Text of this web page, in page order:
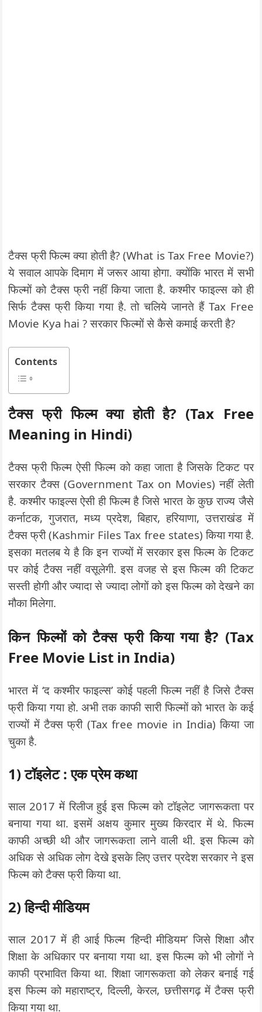
टैक्स फ्री फिल्म क्या होती है? (What is Tax Free Movie?)
ये सवाल आपके दिमाग में जरूर आया होगा. क्योंकि भारत में सभी
फिल्मों को टैक्स फ्री नहीं किया जाता है. कश्मीर फाइल्स को ही
सिर्फ टैक्स फ्री किया गया है. तो चलिये जानते हैं Tax Free
Movie Kya hai ? सरकार फिल्मों से कैसे कमाई करती है?
Contents
टैक्स फ्री फिल्म क्या होती है? (Tax Free
Meaning in Hindi)
टैक्स फ्री फिल्म ऐसी फिल्म को कहा जाता है जिसके टिकट पर
सरकार टैक्स (Government Tax on Movies) नहीं लेती
है. कश्मीर फाइल्स ऐसी ही फिल्म है जिसे भारत के कुछ राज्य जैसे
कर्नाटक, गुजरात, मध्य प्रदेश, बिहार, हरियाणा, उत्तराखंड में
टैक्स फ्री (Kashmir Files Tax free states) किया गया है.
इसका मतलब ये है कि इन राज्यों में सरकार इस फिल्म के टिकट
पर कोई टैक्स नहीं वसूलेगी. इस वजह से इस फिल्म की टिकट
सस्ती होगी और ज्यादा से ज्यादा लोगों को इस फिल्म को देखने का
मौका मिलेगा.
किन फिल्मों को टैक्स फ्री किया गया है? (Tax
Free Movie List in India)
भारत में ‘द कश्मीर फाइल्स’ कोई पहली फिल्म नहीं है जिसे टैक्स
फ्री किया गया हो. अभी तक काफी सारी फिल्मों को भारत के कई
राज्यों में टैक्स फ्री (Tax free movie in India) किया जा
चुका है.
1) टॉइलेट : एक प्रेम कथा
साल 2017 में रिलीज हुई इस फिल्म को टॉइलेट जागरूकता पर
बनाया गया था. इसमें अक्षय कुमार मुख्य किरदार में थे. फिल्म
काफी अच्छी थी और जागरूकता लाने वाली थी. इस फिल्म को
अधिक से अधिक लोग देखे इसके लिए उत्तर प्रदेश सरकार ने इस
फिल्म को टैक्स फ्री किया था.
2) हिन्दी मीडियम
साल 2017 में ही आई फिल्म ‘हिन्दी मीडियम’ जिसे शिक्षा और
शिक्षा के अधिकार पर बनाया गया था. इस फिल्म को भी लोगों ने
काफी प्रभावित किया था. शिक्षा जागरूकता को लेकर बनाई गई
इस फिल्म को महाराष्ट्र, दिल्ली, केरल, छत्तीसगढ़ में टैक्स फ्री
किया गया था.